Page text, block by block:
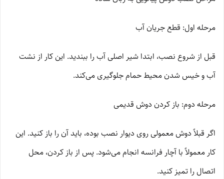
مرحله اول: قطع جریان آب
قبل از شروع نصب، ابتدا شیر اصلی آب را ببندید. این کار از نشت
آب و خیس شدن محیط حمام جلوگیری می‌کند.
مرحله دوم: باز کردن دوش قدیمی
اگر قبلاً دوش معمولی روی دیوار نصب بوده، باید آن را باز کنید. این
کار معمولاً با آچار فرانسه انجام می‌شود. پس از باز کردن، محل
اتصال را تمیز کنید.